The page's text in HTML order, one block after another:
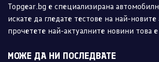
Topgear.bg е специализирана
искате да гледате тестове на най-
прочетете най-актуалните новини това
МОЖЕ ДА НИ ПОСЛЕДВАТЕ